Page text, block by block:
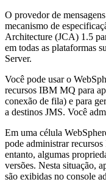
O provedor de mensagens
mecanismo de
Architecture (JCA) 1.5
em todas as plataformas
Server.
Você pode usar o
recursos IBM MQ para
conexão de fila) e para
a destinos JMS. Você
Em uma célula
pode administrar recursos
entanto, algumas
versões. Nesta situação,
são exibidas no console